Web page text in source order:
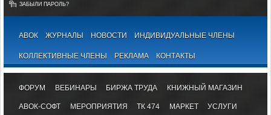
ЗАБЫЛИ ПАРОЛЬ?
АВОК ЖУРНАЛЫ НОВОСТИ ИНДИВИДУАЛЬНЫЕ ЧЛЕНЫ
КОЛЛЕКТИВНЫЕ ЧЛЕНЫ РЕКЛАМА КОНТАКТЫ
ФОРУМ ВЕБИНАРЫ БИРЖА ТРУДА КНИЖНЫЙ МАГАЗИН
АВОК-СОФТ МЕРОПРИЯТИЯ ТК 474 МАРКЕТ УСЛУГИ